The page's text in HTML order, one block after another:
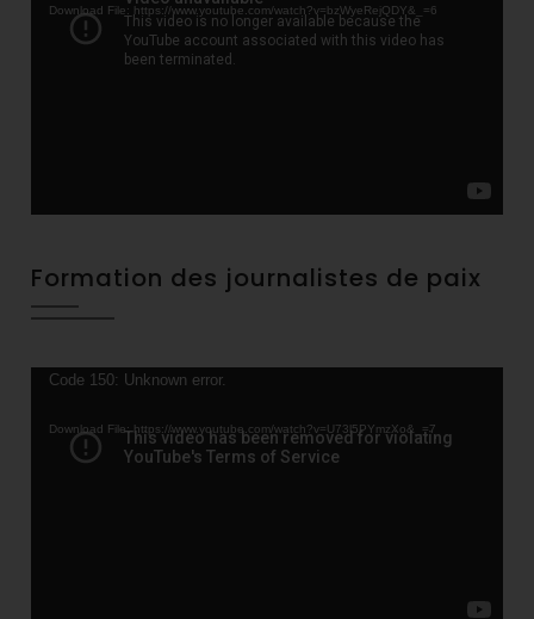
Download File: https://www.youtube.com/watch?v=bzWyeRejQDY&_=6
Formation des journalistes de paix
Video
Code 150: Unknown error.
Download File: https://www.youtube.com/watch?v=U73l5PYmzXo&_=7